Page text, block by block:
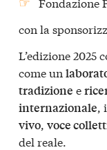
con la
L’edizione
come un
tradizione e
internazionale,
vivo, voce
del reale.